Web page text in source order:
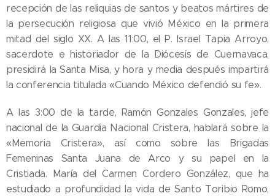
recepción de las reliquias de santos y beatos mártires de
la persecución religiosa que vivió México en la primera
mitad del siglo XX. A las 11:00, el P. Israel Tapia Arroyo,
sacerdote e historiador de la Diócesis de Cuernavaca,
presidirá la Santa Misa, y hora y media después impartirá
la conferencia titulada «Cuando México defendió su fe».
A las 3:00 de la tarde, Ramón Gonzales Gonzales, jefe
nacional de la Guardia Nacional Cristera, hablará sobre la
«Memoria Cristera», así como sobre las Brigadas
Femeninas Santa Juana de Arco y su papel en la
Cristiada. María del Carmen Cordero González, que ha
estudiado a profundidad la vida de Santo Toribio Romo,